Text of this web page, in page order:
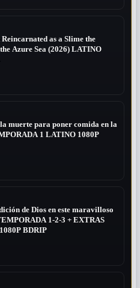
as a Slime the
Azure Sea (2026) LATINO
muerte para poner comida en la
1 LATINO 1080P
de Dios en este maravilloso
1-2-3 + EXTRAS
BDRIP